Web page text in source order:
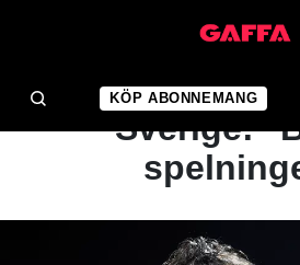
KÖP ABONNEMANG
NYHET
Dave Grohl
Sverige: